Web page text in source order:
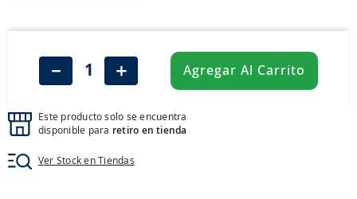
＋
－ Agregar Al Carrito
Este producto solo se encuentra
disponible para retiro en tienda
Ver Stock en Tiendas
neumáticos 235